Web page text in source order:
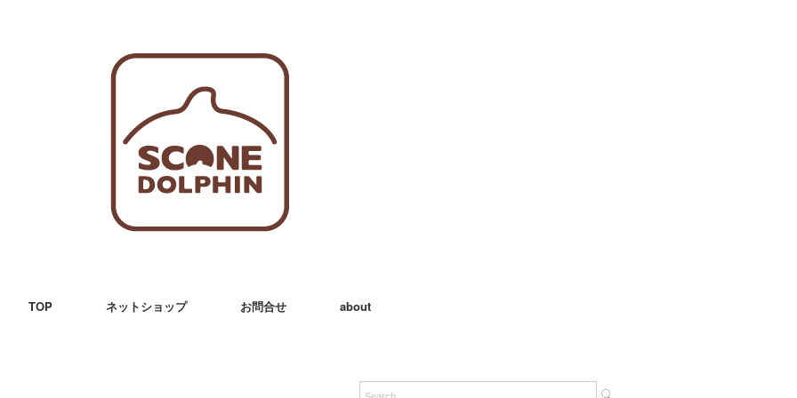
TOP ネットショップ お問合せ about